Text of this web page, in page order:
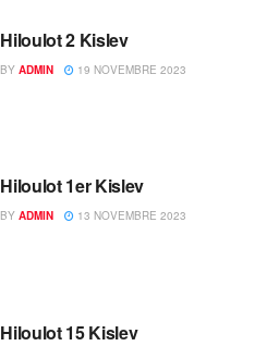
Hiloulot 2 Kislev
BY ADMIN 19 NOVEMBRE 2023
Hiloulot 1er Kislev
BY ADMIN 13 NOVEMBRE 2023
Hiloulot 15 Kislev